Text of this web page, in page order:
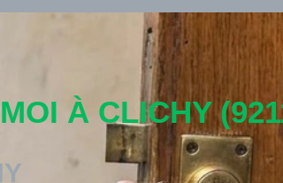
À CLICHY